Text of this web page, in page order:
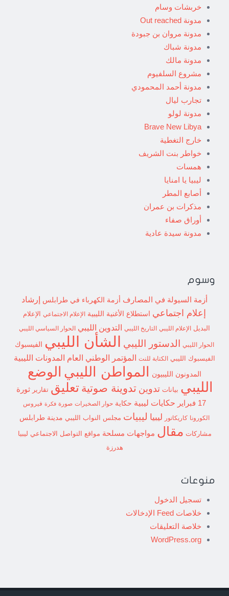
خربشات وسام
مدونة Out reached
مدونة مروان بن جبودة
مدونة شباك
مدونة مالك
مشروع السلفيوم
مدونة أحمد المحمودي
تجارب ليال
مدونة لولو
Brave New Libya
خارج التغطية
خواطر بنت الشريف
همسات
ليبيا يا امنايا
أصابع المطر
مذكرات بن عمران
أوراق صفاء
مدونة سيدة عادية
وسوم
أزمة السيولة في المصارف أزمة الكهرباء في طرابلس إرشاد
إعلام اجتماعي استطلاع الأغنية الليبية الإعلام الاجتماعي
الإعلام
البديل الإعلام الليبي التاريخ الليبي التدوين الليبي الحوار السياسي الليبي
الحوار الليبي الدستور الليبي الشأن الليبي الفيسبوك
الفيسبوك الليبي الكتابة للنت المؤتمر الوطني العام المدونات الليبية
المدونون الليبيون المواطن الليبي الوضع
الليبي بيانات تدوين تدوينة صوتية تعليق تقارير
ثورة
17 فبراير
حكايات ليبية حكاية حوار الصخيرات صورة فكرة فيروس
الكورونا كاريكاتور ليبيا ليبيات مجلس النواب الليبي مدينة طرابلس
مشاركات مقال مواجهات مسلحة مواقع التواصل الاجتماعي ليبيا
هدرزة
منوعات
تسجيل الدخول
خلاصات Feed الإدخالات
خلاصة التعليقات
WordPress.org